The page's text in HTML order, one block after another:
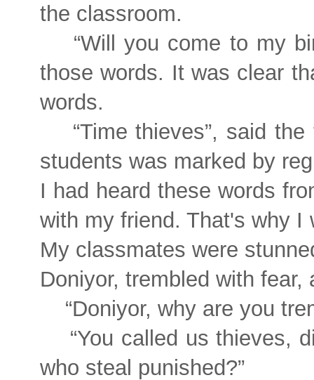
the classroom.
“Will you come to my
those words. It was clear
words.
“Time thieves”, said
students was marked by
I had heard these words
with my friend. That's why I
My classmates were
Doniyor, trembled with
“Doniyor, why are you
“You called us thieves,
who steal punished?”